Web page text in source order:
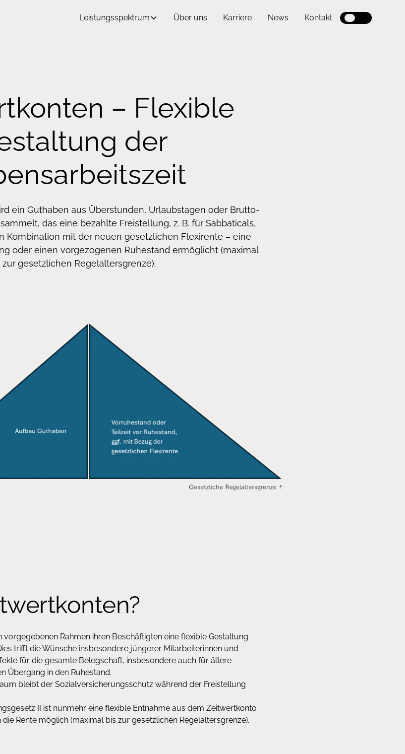
Leistungsspektrum Über uns Karriere News Kontakt
– Flexible
der
ein Guthaben aus Überstunden, Urlaubstagen oder Brutto-
das eine bezahlte Freistellung, z. B. für Sabbaticals,
Kombination mit der neuen gesetzlichen Flexirente – eine
oder einen vorgezogenen Ruhestand ermöglicht (maximal
zur gesetzlichen Regelaltersgrenze).
Rahmen ihren Beschäftigten eine flexible Gestaltung
trifft die Wünsche insbesondere jüngerer Mitarbeiterinnen und
für die gesamte Belegschaft, insbesondere auch für ältere
Übergang in den Ruhestand.
bleibt der Sozialversicherungsschutz während der Freistellung
II ist nunmehr eine flexible Entnahme aus dem Zeitwertkonto
Rente möglich (maximal bis zur gesetzlichen Regelaltersgrenze).